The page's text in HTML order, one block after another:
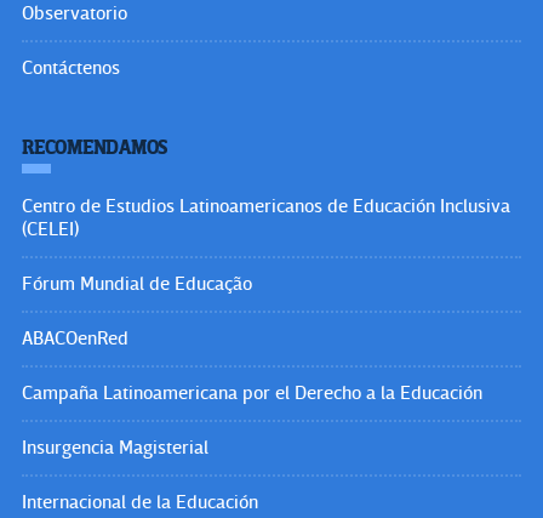
Observatorio
Contáctenos
RECOMENDAMOS
Centro de Estudios Latinoamericanos de Educación Inclusiva
(CELEI)
Fórum Mundial de Educação
ABACOenRed
Campaña Latinoamericana por el Derecho a la Educación
Insurgencia Magisterial
Internacional de la Educación